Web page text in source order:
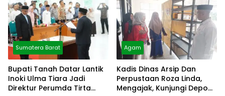
Sumatera Barat
Bupati Tanah Datar Lantik
Inoki Ulma Tiara Jadi
Direktur Perumda Tirta
Agam
Kadis Dinas Arsip Dan
Perpustaan Roza Linda,
Mengajak, Kunjungi Depo